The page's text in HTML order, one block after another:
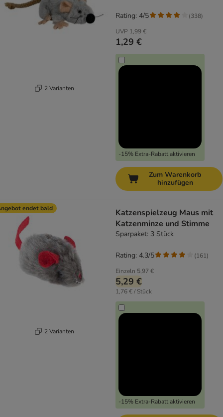
2 Varianten
UVP 1,99 €
1,29 €
-15% Extra-Rabatt aktivieren
Rating: 4/5 (338)
Zum Warenkorb
hinzufügen
endet bald
2 Varianten
Katzenspielzeug Maus mit
Katzenminze und Stimme
Sparpaket: 3 Stück
Einzeln 5,97 €
5,29 €
1,76 € / Stück
-15% Extra-Rabatt aktivieren
Rating: 4.3/5 (161)